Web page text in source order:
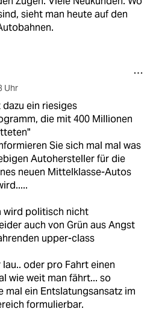
sieht man heute auf den
Uhr
dazu ein riesiges
die mit 400 Millionen
Sie sich mal mal was
Autohersteller für die
neuen Mittelklasse-Autos
wird politisch nicht
auch von Grün aus Angst
upper-class
lau.. oder pro Fahrt einen
wie weit man fährt... so
mal ein Entslatungsansatz im
formulierbar.